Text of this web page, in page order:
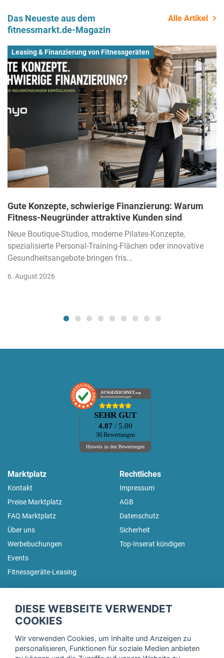
Das Neueste aus dem
fitnessmarkt.de-Magazin
Alle Artikel
Leasing & Finanzierung von Fitnessgeräten
Gute Konzepte, schwierige Finanzierung: Warum
Fitness-Neugründer attraktive Kunden sind
Neue Boutique-Studios, moderne Pilates-Konzepte,
spezialisierte Personal-Training-Flächen oder innovative
Gesundheitsangebote bringen fris...
6. August 2026
AUSGEZEICHNET.org
Kundenbewertungen
SEHR GUT
4.87 / 5.00
30 Bewertungen
Hinweis zu den Bewertungen
Marktplatz
Kontakt
Preise Marktplatz
FAQ Marktplatz
Über uns
Werbebuchungen
Events
Fitnessgeräte-Leasing
Rechtliches
Impressum
AGB
Datenschutz
Sicherheit
Top-Inserat kündigen
Trage dich hier für unseren Newsletter ein und erhalte regelmäßig
DIESE WEBSEITE VERWENDET
COOKIES
Wir verwenden Cookies, um Inhalte und Anzeigen zu
personalisieren, Funktionen für soziale Medien anbieten